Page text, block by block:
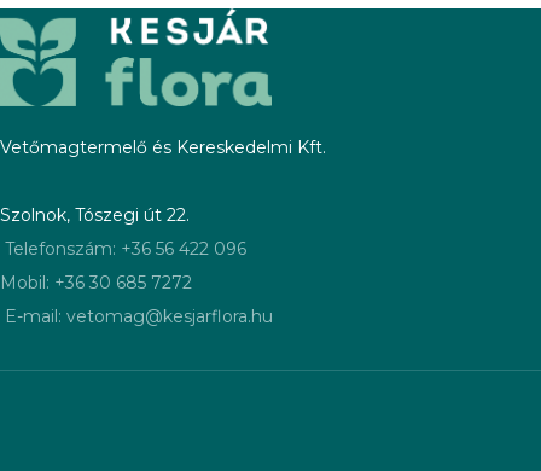
Vetőmagtermelő és Kereskedelmi Kft.
Szolnok, Tószegi út 22.
Telefonszám: +36 56 422 096
Mobil: +36 30 685 7272
E-mail: vetomag@kesjarflora.hu